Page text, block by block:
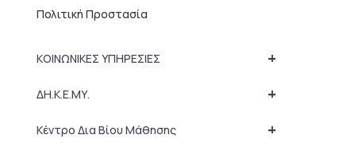
Πολιτική Προστασία
+
ΚΟΙΝΩΝΙΚΕΣ ΥΠΗΡΕΣΙΕΣ
+
ΔΗ.Κ.Ε.ΜΥ.
+
Κέντρο Δια Βίου Μάθησης